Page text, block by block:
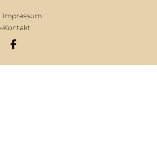
Impressum
Kontakt